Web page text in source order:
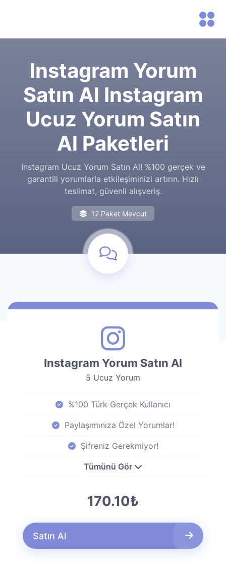
Instagram Yorum
Satın Al Instagram
Ucuz Yorum Satın
Al Paketleri
Instagram Ucuz Yorum Satın Al! %100 gerçek ve
garantili yorumlarla etkileşiminizi artırın. Hızlı
teslimat, güvenli alışveriş.
12 Paket Mevcut
Instagram Yorum Satın Al
5 Ucuz Yorum
%100 Türk Gerçek Kullanıcı
Paylaşımınıza Özel Yorumlar!
Şifreniz Gerekmiyor!
Tümünü Gör
170.10₺
Satın Al